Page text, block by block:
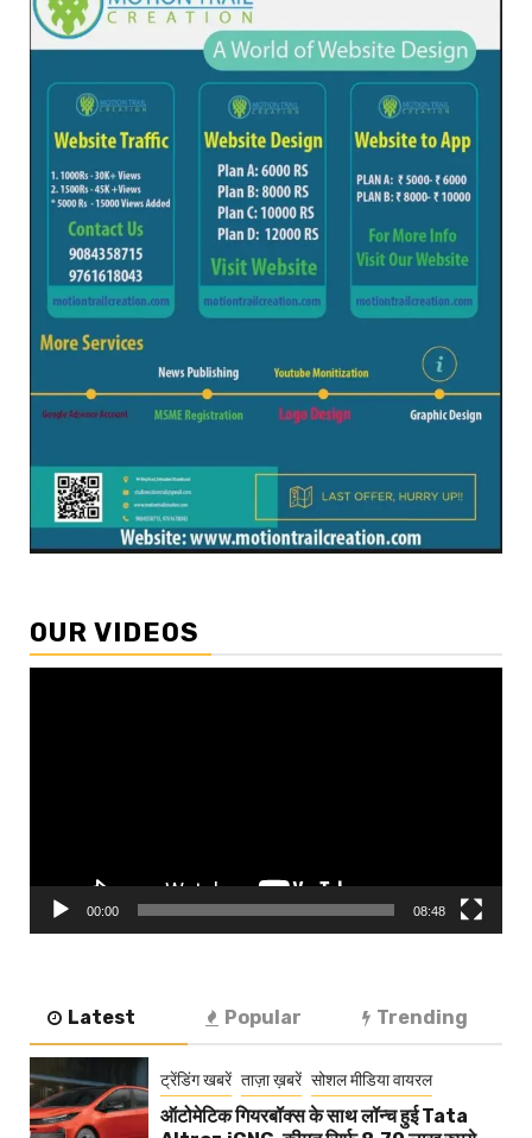
OUR VIDEOS
00:00 08:48
Latest Popular Trending
ट्रेंडिंग खबरें ताज़ा ख़बरें सोशल मीडिया वायरल
ऑटोमेटिक गियरबॉक्स के साथ लॉन्च हुई Tata